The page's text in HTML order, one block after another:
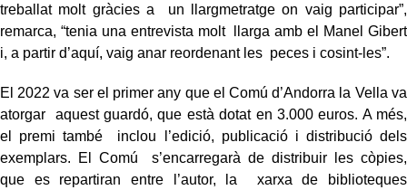
treballat molt gràcies a un llargmetratge on vaig participar”,
remarca, “tenia una entrevista molt llarga amb el Manel Gibert
i, a partir d’aquí, vaig anar reordenant les peces i cosint-les”.
El 2022 va ser el primer any que el Comú d’Andorra la Vella va
atorgar aquest guardó, que està dotat en 3.000 euros. A més,
el premi també inclou l’edició, publicació i distribució dels
exemplars. El Comú s’encarregarà de distribuir les còpies,
que es repartiran entre l’autor, la xarxa de biblioteques